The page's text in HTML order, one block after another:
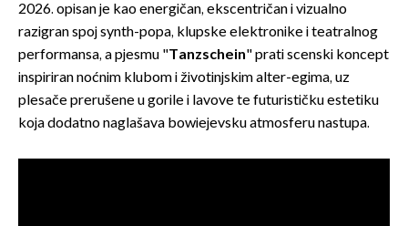
2026. opisan je kao energičan, ekscentričan i vizualno
razigran spoj synth-popa, klupske elektronike i teatralnog
performansa, a pjesmu "Tanzschein" prati scenski koncept
inspiriran noćnim klubom i životinjskim alter-egima, uz
plesače prerušene u gorile i lavove te futurističku estetiku
koja dodatno naglašava bowiejevsku atmosferu nastupa.